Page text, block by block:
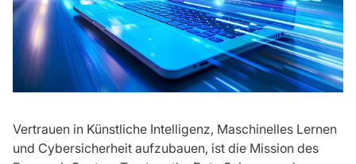
Vertrauen in Künstliche Intelligenz, Maschinelles Lernen
und Cybersicherheit aufzubauen, ist die Mission des